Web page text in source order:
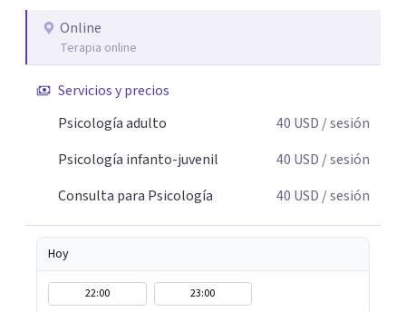
Online
Terapia online
Servicios y precios
Psicología adulto
40 USD / sesión
Psicología infanto-juvenil
40 USD / sesión
Consulta para Psicología
40 USD / sesión
Hoy
22:00 23:00